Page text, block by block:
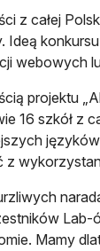
z całej
Ideą
webowych
projektu
16 szkół z
z
Lab-
Mamy